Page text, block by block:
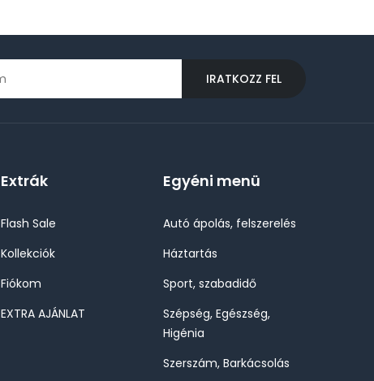
IRATKOZZ FEL
Extrák
Flash Sale
Kollekciók
Fiókom
EXTRA AJÁNLAT
Egyéni menü
Autó ápolás, felszerelés
Háztartás
Sport, szabadidő
Szépség, Egészség,
Higénia
Szerszám, Barkácsolás